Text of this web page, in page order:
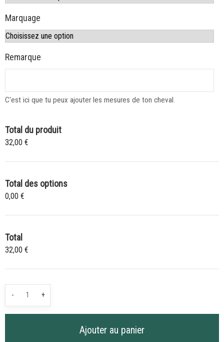
Marquage
Remarque
C'est ici que tu peux ajouter les mesures de ton cheval.
Total du produit
32,00 €
Total des options
0,00 €
Total
32,00 €
-
quantité
de
+
Ajouter au panier